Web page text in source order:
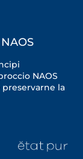
NAOS
NAOS
la